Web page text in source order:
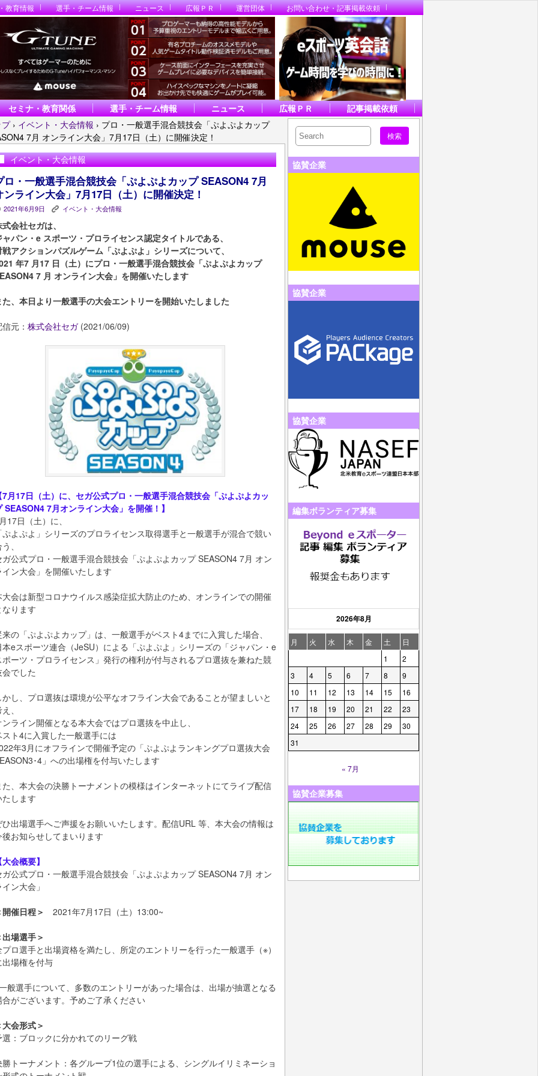
教育情報 選手・チーム情報 ニュース 広報ＰＲ 運営団体 お問い合わせ・記事掲載依頼
セミナ・教育関係 選手・チーム情報 ニュース 広報ＰＲ
記事掲載依頼
› イベント・大会情報 › プロ・一般選手混合競技会「ぷよぷよカップ
7月 オンライン大会」7月17日（土）に開催決定！
イベント・大会情報
ロ・一般選手混合競技会「ぷよぷよカップ SEASON4 7月
ンライン大会」7月17日（土）に開催決定！
2021年6月9日 K イベント・大会情報
会社セガは、
ャパン・e スポーツ・プロライセンス認定タイトルである、
戦アクションパズルゲーム「ぷよぷよ」シリーズについて、
年7 月17 日（土）にプロ・一般選手混合競技会「ぷよぷよカップ
7 月 オンライン大会」を開催いたします
た、本日より一般選手の大会エントリーを開始いたしました
元： 株式会社セガ(2021/06/09)
7月17日（土）に、セガ公式プロ・一般選手混合競技会「ぷよぷよカッ
SEASON4 7月オンライン大会」を開催！】
17日（土）に、
ぷよぷよ」シリーズのプロライセンス取得選手と一般選手が混合で競い
、
ガ公式プロ・一般選手混合競技会「ぷよぷよカップ SEASON4 7月 オン
イン大会」を開催いたします
大会は新型コロナウイルス感染症拡大防止のため、オンラインでの開催
なります
来の「ぷよぷよカップ」は、一般選手がベスト4までに入賞した場合、
本eスポーツ連合（JeSU）による「ぷよぷよ」シリーズの「ジャパン・e
ポーツ・プロライセンス」発行の権利が付与されるプロ選抜を兼ねた競
会でした
かし、プロ選抜は環境が公平なオフライン大会であることが望ましいと
、
ンライン開催となる本大会ではプロ選抜を中止し、
スト4に入賞した一般選手には
年3月にオフラインで開催予定の「ぷよぷよランキングプロ選抜大会
･4」への出場権を付与いたします
た、本大会の決勝トーナメントの模様はインターネットにてライブ配信
たします
ひ出場選手へご声援をお願いいたします。配信URL 等、本大会の情報は
後お知らせしてまいります
会概要】
ガ公式プロ・一般選手混合競技会「ぷよぷよカップ SEASON4 7月 オン
ン大会」
開催日程＞ 2021年7月17日（土）13:00~
出場選手＞
プロ選手と出場資格を満たし、所定のエントリーを行った一般選手（※）
出場権を付与
般選手について、多数のエントリーがあった場合は、出場が抽選となる
合がございます。予めご了承ください
大会形式＞
選：ブロックに分かれてのリーグ戦
勝トーナメント：各グループ1位の選手による、シングルイリミネーショ
協賛企業
協賛企業
協賛企業
編集ボランティア募集
2026年8月
月 火 水 木 金 土
日
1
2
3
4 5 6 7 8
9
10
11 12 13 14 15
16
17
18 19 20 21 22
23
24
25 26 27 28 29
30
31
« 7月
協賛企業募集